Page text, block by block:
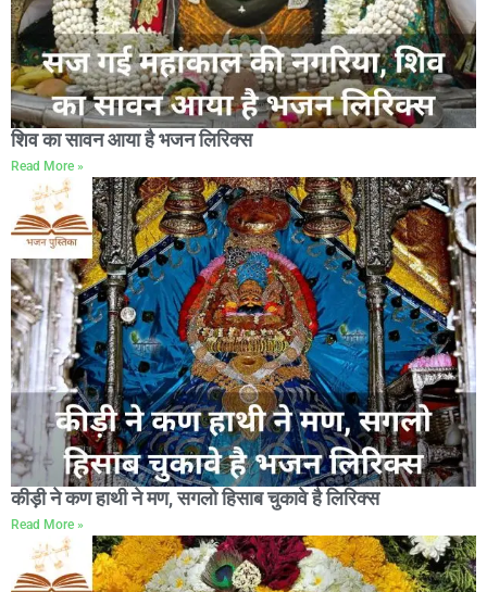
शिव का सावन आया है भजन लिरिक्स
Read More »
कीड़ी ने कण हाथी ने मण, सगलो हिसाब चुकावे है लिरिक्स
Read More »